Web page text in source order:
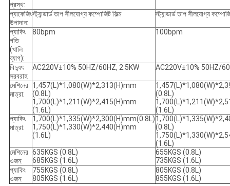
প্রস্থ:
প্যাকেজিং
উপাদান:
স্ট্যান্ডার্ড তাপ সীলযোগ্য কম্পোজিট ফিল্ম স্ট্যান্ডার্ড তাপ সীলযোগ্য
প্যাকিং
গতি
(খালি
ব্যাগ):
80bpm 100bpm
বিদ্যুৎ
সরবরাহ:
AC220V±10% 50HZ/60HZ, 2.5KW AC220V±10% 50HZ/
মেশিনের
মাত্রা:
1,457(L)*1,080(W)*2,313(H)mm
(0.8L)
1,700(L)*1,211(W)*2,415(H)mm
(1.6L)
(0.8L)
(1.6L)
প্যাকিং
মাত্রা:
1,700(L)*1,335(W)*2,300(H)mm(0.8L)
1,750(L)*1,330(W)*2,440(H)mm
(1.6L)
(0.8L)
(1.6L)
মেশিনের
ওজন:
635KGS (0.8L)
685KGS (1.6L)
655KGS (0.8L)
735KGS (1.6L)
প্যাকিং
ওজন:
755KGS (0.8L)
805KGS (1.6L)
805KGS (0.8L)
855KGS (1.6L)